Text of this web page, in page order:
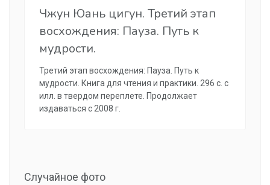
Чжун Юань цигун. Третий этап
восхождения: Пауза. Путь к
мудрости.
Третий этап восхождения: Пауза. Путь к
мудрости. Книга для чтения и практики. 296 с. с
илл. в твердом переплете. Продолжает
издаваться с 2008 г.
Случайное фото